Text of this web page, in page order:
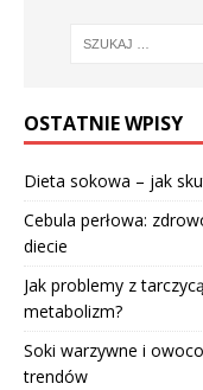
OSTATNIE WPISY
Dieta sokowa – jak
Cebula perłowa:
diecie
Jak problemy z
metabolizm?
Soki warzywne i
trendów